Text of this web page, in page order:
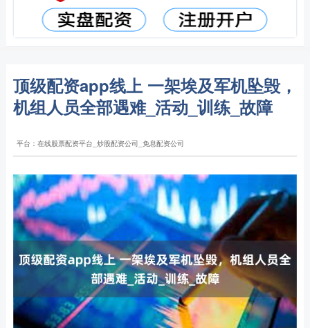
顶级配资app线上 一架埃及军机坠毁，
机组人员全部遇难_活动_训练_故障
平台：在线股票配资平台_炒股配资公司_免息配资公司